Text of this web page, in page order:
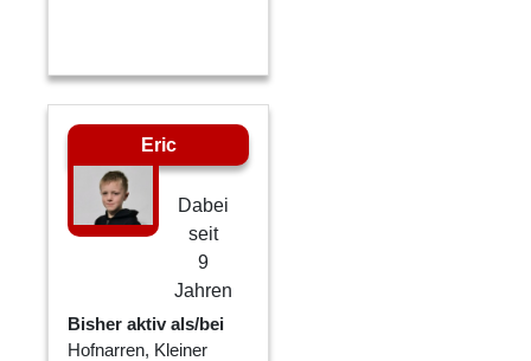
Eric
Dabei
seit
9
Jahren
Bisher aktiv als/bei
Hofnarren, Kleiner